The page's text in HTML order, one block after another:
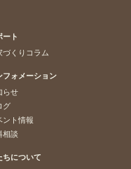
ート
づくりコラム
フォメーション
らせ
グ
ント情報
相談
ちについて